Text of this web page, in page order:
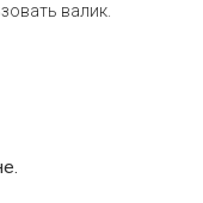
валик.